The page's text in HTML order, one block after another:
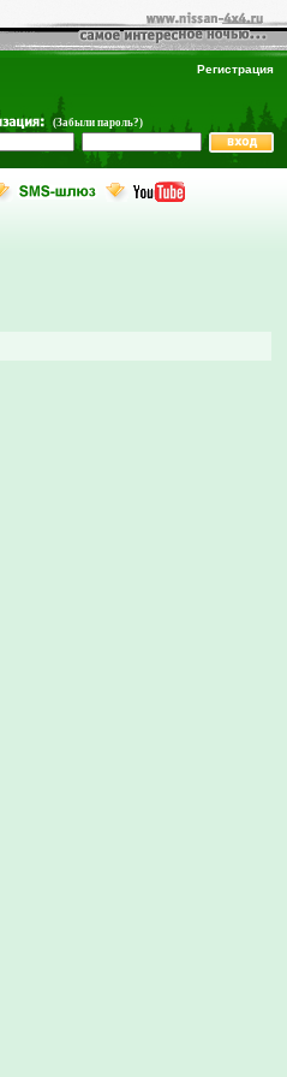
Регистрация
(Забыли пароль?)